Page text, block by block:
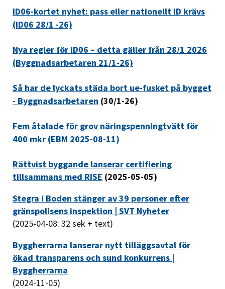
ID06-kortet nyhet: pass eller nationellt ID krävs
(ID06 28/1 -26)
Nya regler för ID06 – detta gäller från 28/1 2026
(Byggnadsarbetaren 21/1-26)
Så har de lyckats städa bort ue-fusket på bygget
- Byggnadsarbetaren (30/1-26)
Fem åtalade för grov näringspenningtvätt för
400 mkr (EBM 2025-08-11)
Rättvist byggande lanserar certifiering
tillsammans med RISE (2025-05-05)
Stegra i Boden stänger av 39 personer efter
gränspolisens inspektion | SVT Nyheter
(2025-04-08: 32 sek + text)
Byggherrarna lanserar nytt tilläggsavtal för
ökad transparens och sund konkurrens |
Byggherrarna
(2024-11-05)